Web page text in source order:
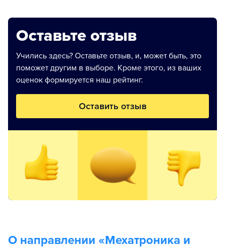
Оставьте отзыв
Учились здесь? Оставьте отзыв, и, может быть, это
поможет другим в выборе. Кроме этого, из ваших
оценок формируется наш рейтинг.
Оставить отзыв
О направлении «Мехатроника и